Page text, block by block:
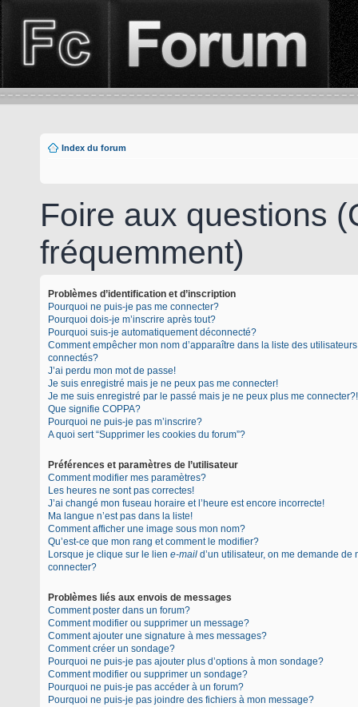
Index du forum
Foire aux questions
fréquemment)
Problèmes d’identification et d’inscription
Pourquoi ne puis-je pas me connecter?
Pourquoi dois-je m’inscrire après tout?
Pourquoi suis-je automatiquement déconnecté?
Comment empêcher mon nom d’apparaître dans la liste des utilisateurs
connectés?
J’ai perdu mon mot de passe!
Je suis enregistré mais je ne peux pas me connecter!
Je me suis enregistré par le passé mais je ne peux plus me connecter?!
Que signifie COPPA?
Pourquoi ne puis-je pas m’inscrire?
A quoi sert “Supprimer les cookies du forum”?
Préférences et paramètres de l’utilisateur
Comment modifier mes paramètres?
Les heures ne sont pas correctes!
J’ai changé mon fuseau horaire et l’heure est encore incorrecte!
Ma langue n’est pas dans la liste!
Comment afficher une image sous mon nom?
Qu’est-ce que mon rang et comment le modifier?
Lorsque je clique sur le lien e-mail d’un utilisateur, on me demande de
connecter?
Problèmes liés aux envois de messages
Comment poster dans un forum?
Comment modifier ou supprimer un message?
Comment ajouter une signature à mes messages?
Comment créer un sondage?
Pourquoi ne puis-je pas ajouter plus d’options à mon sondage?
Comment modifier ou supprimer un sondage?
Pourquoi ne puis-je pas accéder à un forum?
Pourquoi ne puis-je pas joindre des fichiers à mon message?